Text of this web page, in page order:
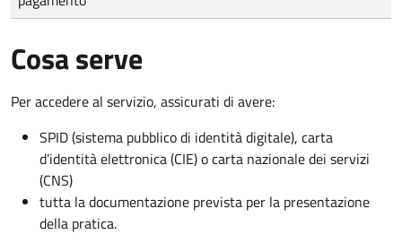
Cosa serve
Per accedere al servizio, assicurati di avere:
SPID (sistema pubblico di identità digitale), carta
d’identità elettronica (CIE) o carta nazionale dei servizi
(CNS)
tutta la documentazione prevista per la presentazione
della pratica.